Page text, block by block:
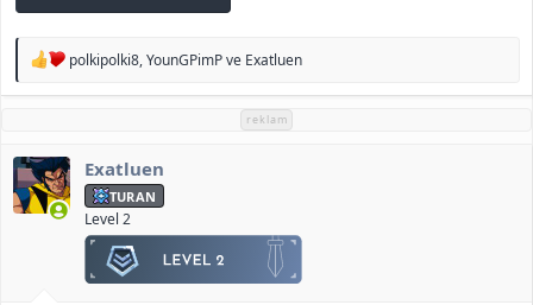
T
p
l
e
r
:
polkipolki8,YounGPimPve Exatluen
reklam
Exatluen
TURAN
Level 2